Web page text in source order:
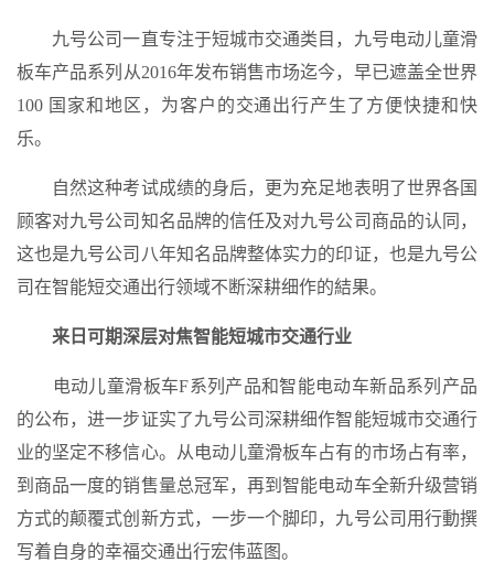
九号公司一直专注于短城市交通类目，九号电动儿童滑
板车产品系列从2016年发布销售市场迄今，早已遮盖全世界
100 国家和地区，为客户的交通出行产生了方便快捷和快
乐。
自然这种考试成绩的身后，更为充足地表明了世界各国
顾客对九号公司知名品牌的信任及对九号公司商品的认同，
这也是九号公司八年知名品牌整体实力的印证，也是九号公
司在智能短交通出行领域不断深耕细作的結果。
来日可期深层对焦智能短城市交通行业
电动儿童滑板车F系列产品和智能电动车新品系列产品
的公布，进一步证实了九号公司深耕细作智能短城市交通行
业的坚定不移信心。从电动儿童滑板车占有的市场占有率，
到商品一度的销售量总冠军，再到智能电动车全新升级营销
方式的颠覆式创新方式，一步一个脚印，九号公司用行動撰
写着自身的幸福交通出行宏伟蓝图。